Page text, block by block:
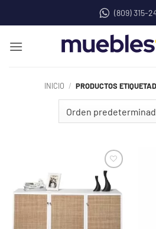
(809) 315-
INICIO / PRODUCTOS